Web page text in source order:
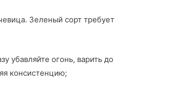
Зеленый сорт требует
убавляйте огонь, варить до
консистенцию;